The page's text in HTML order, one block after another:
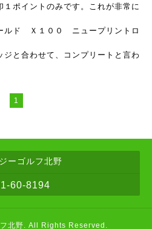
ポイントのみです。これが非常に
ルド Ｘ１００ ニュープリントロ
ジと合わせて、コンプリートと言わ
1
ーゴルフ北野
60-8194
北野. All Rights Reserved.